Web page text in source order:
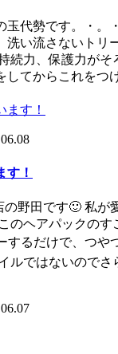
玉代勢です。・。
洗い流さないトリ
続力、保護力がそ
してからこれをつ
す！
の野田です🙂 私が
のヘアパックのす
するだけで、つや
ルではないので